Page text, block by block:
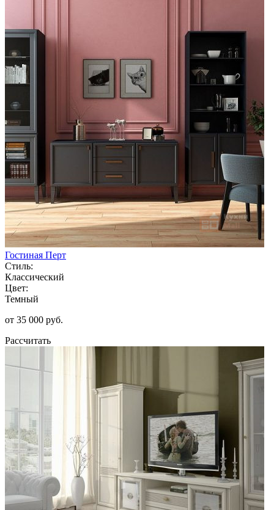
Гостиная Перт
Стиль:
Классический
Цвет:
Темный
от 35 000 руб.
Рассчитать